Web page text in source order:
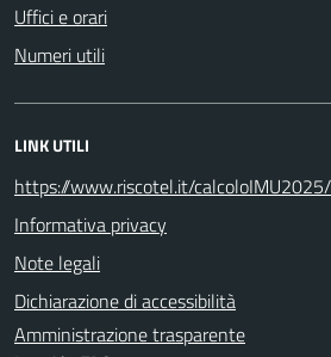
Uffici e orari
Numeri utili
LINK UTILI
https://www.riscotel.it/
Informativa privacy
Note legali
Dichiarazione di accessibilità
Amministrazione trasparente